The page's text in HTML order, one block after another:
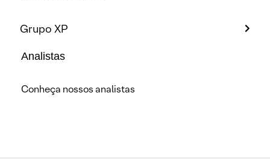
Grupo XP
Analistas
Conheça nossos analistas